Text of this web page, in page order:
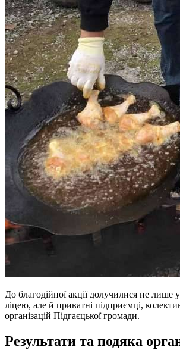
До благодійної акції долучилися не лише
ліцею, але й приватні підприємці,
організацій Підгаєцької громади.
Результати та подяка